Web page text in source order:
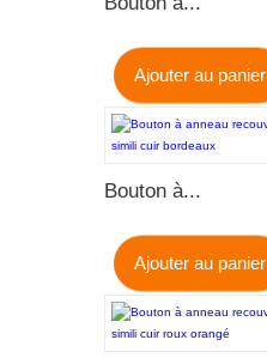
Ajouter au panier
Bouton à...
Ajouter au panier